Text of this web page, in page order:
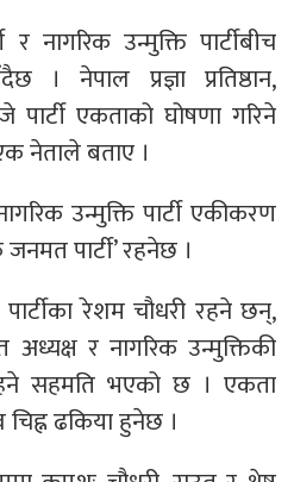
नागरिक उन्मुक्ति पार्टीबीच
। नेपाल प्रज्ञा प्रतिष्ठान,
एकताको घोषणा गरिने
नेताले बताए ।
उन्मुक्ति पार्टी एकीकरण
जनमत पार्टी’ रहनेछ ।
रेशम चौधरी रहने छन्,
र नागरिक उन्मुक्तिकी
रहने सहमति भएको छ । एकता
चिह्न ढकिया हुनेछ ।